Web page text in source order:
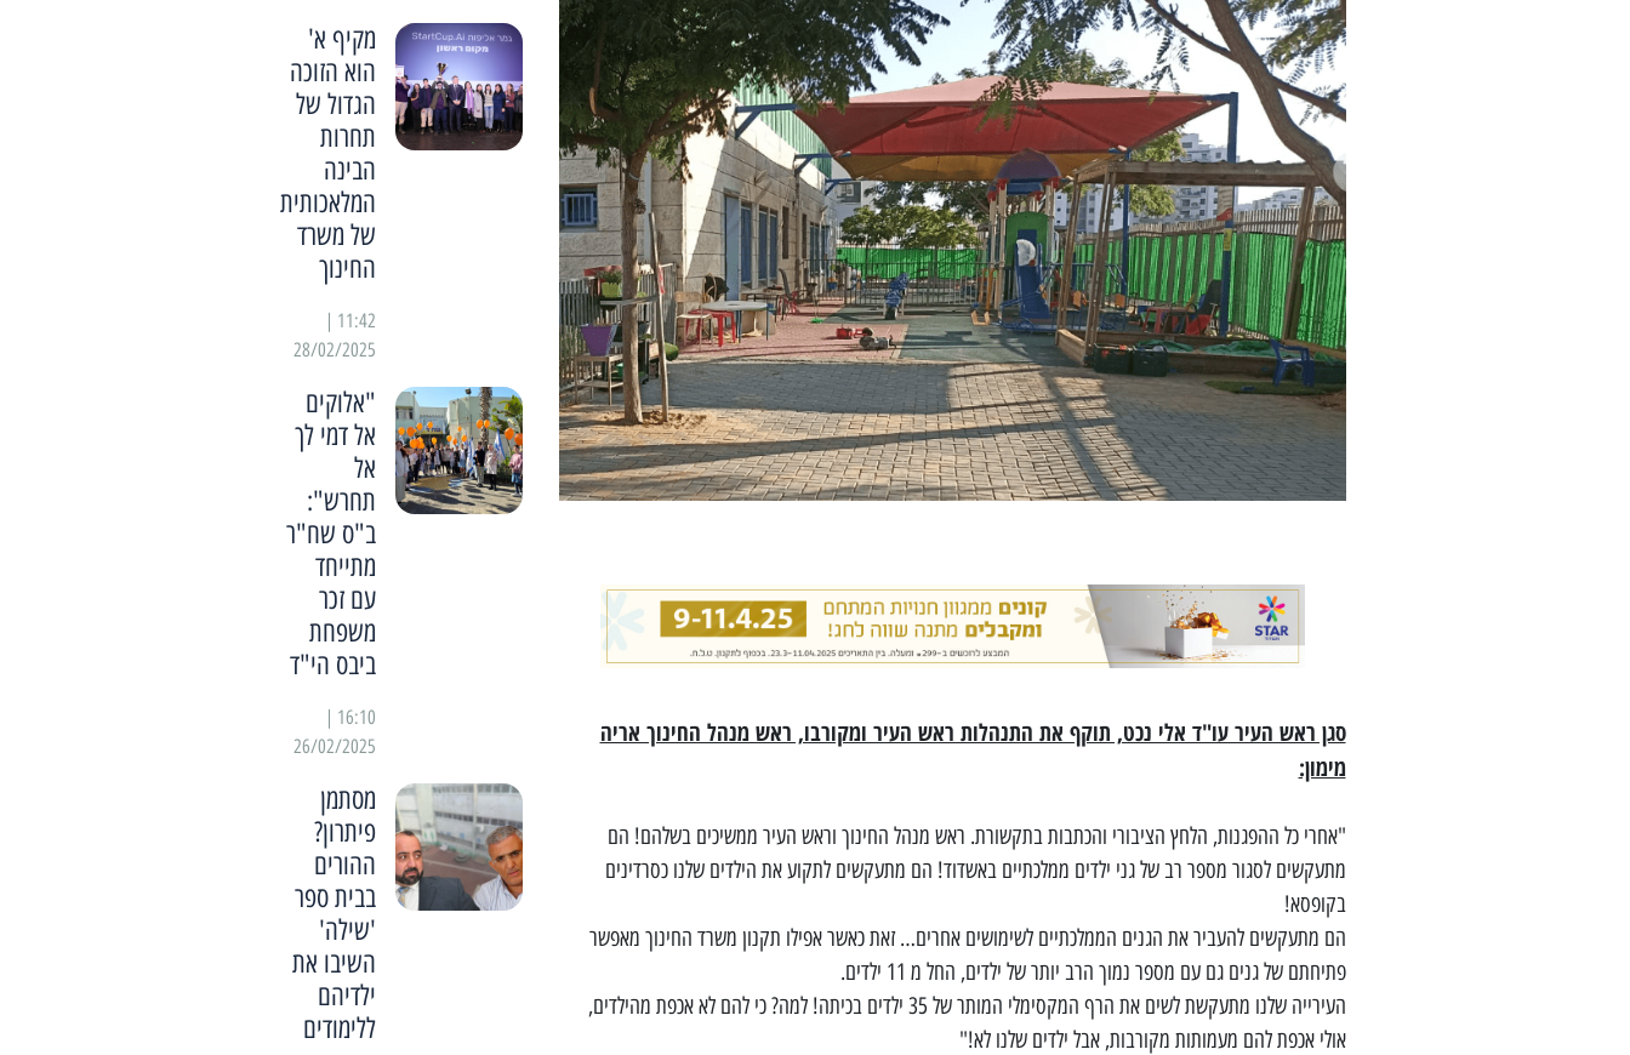
סגן ראש העיר עו"ד אלי נכט, תוקף את התנהלות ראש העיר ומקורבו, ראש מנהל החינוך אריה
מימון:
"אחרי כל ההפגנות, הלחץ הציבורי והכתבות בתקשורת. ראש מנהל החינוך וראש העיר ממשיכים בשלהם! הם
מתעקשים לסגור מספר רב של גני ילדים ממלכתיים באשדוד! הם מתעקשים לתקוע את הילדים שלנו כסרדינים
בקופסא!
הם מתעקשים להעביר את הגנים הממלכתיים לשימושים אחרים… זאת כאשר אפילו תקנון משרד החינוך מאפשר
פתיחתם של גנים גם עם מספר נמוך הרב יותר של ילדים, החל מ 11 ילדים.
העירייה שלנו מתעקשת לשים את הרף המקסימלי המותר של 35 ילדים בכיתה! למה? כי להם לא אכפת מהילדים,
אולי אכפת להם מעמותות מקורבות, אבל ילדים שלנו לא!"
מקיף א'
הוא הזוכה
הגדול של
תחרות
הבינה
המלאכותית
של משרד
החינוך
28/02/2025
"אלוקים
אל דמי לך
אל
תחרש":
ב"ס שח"ר
מתייחד
עם זכר
משפחת
ביבס הי"ד
26/02/2025
מסתמן
פיתרון?
ההורים
בבית ספר
'שילה'
השיבו את
ילדיהם
ללימודים